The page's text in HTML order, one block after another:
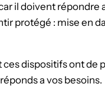
il doivent répondre
protégé : mise en
dispositifs ont de
a vos besoins.